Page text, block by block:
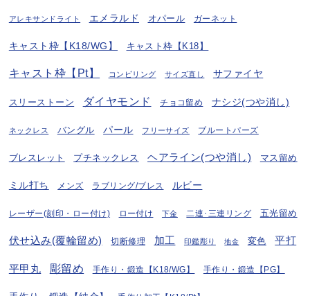
アレキサンドライト エメラルド オパール ガーネット
キャスト枠【K18/WG】 キャスト枠【K18】
キャスト枠【Pt】 コンビリング サイズ直し サファイヤ
スリーストーン ダイヤモンド チョコ留め ナシジ(つや消し)
ネックレス バングル パール フリーサイズ ブルートパーズ
ブレスレット プチネックレス ヘアライン(つや消し) マス留め
ミル打ち メンズ ラブリング/ブレス ルビー
レーザー(刻印・ロー付け) ロー付け 下金 二連･三連リング 五光留め
伏せ込み(覆輪留め) 切断修理 加工 印鑑彫り 地金 変色 平打
平甲丸 彫留め 手作り・鍛造【K18/WG】 手作り・鍛造【PG】